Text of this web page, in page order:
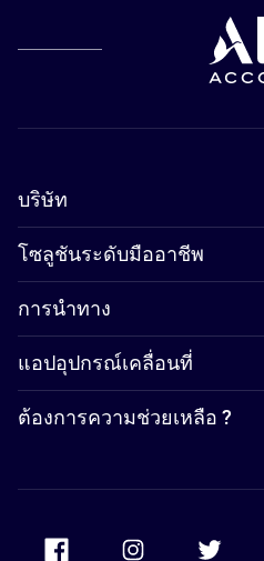
บริษัท
โซลูชันระดับมืออาชีพ
การนำทาง
แอปอุปกรณ์เคลื่อนที่
ต้องการความช่วยเหลือ ?
Accor Facebook Accor